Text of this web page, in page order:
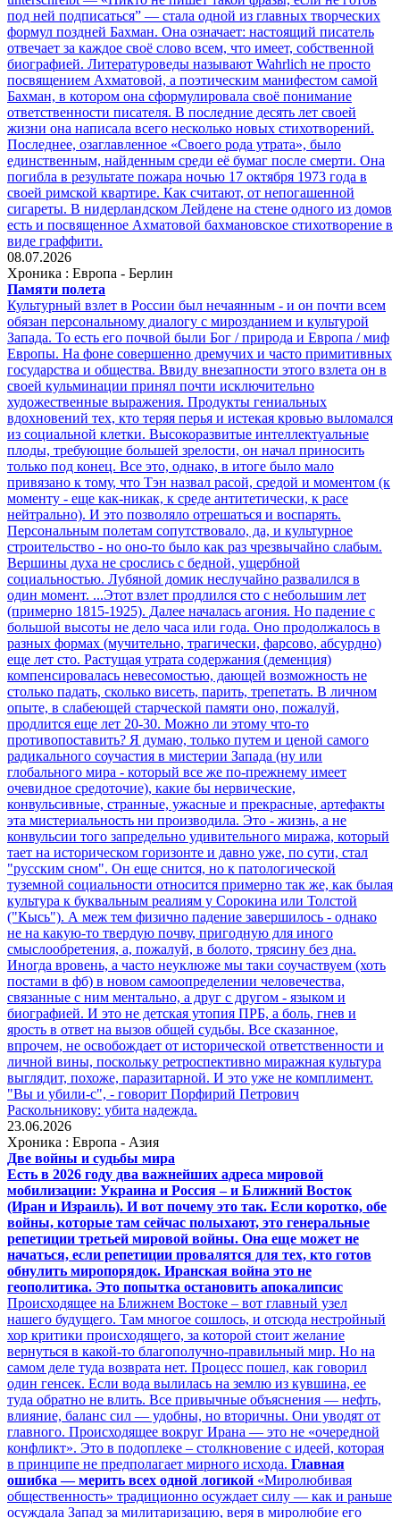
под ней подписаться” — стала одной из главных творческих
формул поздней Бахман. Она означает: настоящий писатель
отвечает за каждое своё слово всем, что имеет, собственной
биографией. Литературоведы называют Wahrlich не просто
посвящением Ахматовой, а поэтическим манифестом самой
Бахман, в котором она сформулировала своё понимание
ответственности писателя. В последние десять лет своей
жизни она написала всего несколько новых стихотворений.
Последнее, озаглавленное «Своего рода утрата», было
единственным, найденным среди её бумаг после смерти. Она
погибла в результате пожара ночью 17 октября 1973 года в
своей римской квартире. Как считают, от непогашенной
сигареты. В нидерландском Лейдене на стене одного из домов
есть и посвященное Ахматовой бахмановское стихотворение в
виде граффити.
08.07.2026
Хроника : Европа - Берлин
Памяти полета
Культурный взлет в России был нечаянным - и он почти всем
обязан персональному диалогу с мирозданием и культурой
Запада. То есть его почвой были Бог / природа и Европа / миф
Европы. На фоне совершенно дремучих и часто примитивных
государства и общества. Ввиду внезапности этого взлета он в
своей кульминации принял почти исключительно
художественные выражения. Продукты гениальных
вдохновений тех, кто теряя перья и истекая кровью выломался
из социальной клетки. Высокоразвитые интеллектуальные
плоды, требующие большей зрелости, он начал приносить
только под конец. Все это, однако, в итоге было мало
привязано к тому, что Тэн назвал расой, средой и моментом (к
моменту - еще как-никак, к среде антитетически, к расе
нейтрально). И это позволяло отрешаться и воспарять.
Персональным полетам сопутствовало, да, и культурное
строительство - но оно-то было как раз чрезвычайно слабым.
Вершины духа не срослись с бедной, ущербной
социальностью. Лубяной домик неслучайно развалился в
один момент. ...Этот взлет продлился сто с небольшим лет
(примерно 1815-1925). Далее началась агония. Но падение с
большой высоты не дело часа или года. Оно продолжалось в
разных формах (мучительно, трагически, фарсово, абсурдно)
еще лет сто. Растущая утрата содержания (деменция)
компенсировалась невесомостью, дающей возможность не
столько падать, сколько висеть, парить, трепетать. В личном
опыте, в слабеющей старческой памяти оно, пожалуй,
продлится еще лет 20-30. Можно ли этому что-то
противопоставить? Я думаю, только путем и ценой самого
радикального соучастия в мистерии Запада (ну или
глобального мира - который все же по-прежнему имеет
очевидное средоточие), какие бы нервические,
конвульсивные, странные, ужасные и прекрасные, артефакты
эта мистериальность ни производила. Это - жизнь, а не
конвульсии того запредельно удивительного миража, который
тает на историческом горизонте и давно уже, по сути, стал
"русским сном". Он еще снится, но к патологической
туземной социальности относится примерно так же, как былая
культура к буквальным реалиям у Сорокина или Толстой
("Кысь"). А меж тем физично падение завершилось - однако
не на какую-то твердую почву, пригодную для иного
смыслообретения, а, пожалуй, в болото, трясину без дна.
Иногда вровень, а часто неуклюже мы таки соучаствуем (хоть
постами в фб) в новом самоопределении человечества,
связанные с ним ментально, а друг с другом - языком и
биографией. И это не детская утопия ПРБ, а боль, гнев и
ярость в ответ на вызов общей судьбы. Все сказанное,
впрочем, не освобождает от исторической ответственности и
личной вины, поскольку ретроспективно миражная культура
выглядит, похоже, паразитарной. И это уже не комплимент.
"Вы и убили-с", - говорит Порфирий Петрович
Раскольникову: убита надежда.
23.06.2026
Хроника : Европа - Азия
Две войны и судьбы мира
Есть в 2026 году два важнейших адреса мировой
мобилизации: Украина и Россия – и Ближний Восток
(Иран и Израиль). И вот почему это так. Если коротко, обе
войны, которые там сейчас полыхают, это генеральные
репетиции третьей мировой войны. Она еще может не
начаться, если репетиции провалятся для тех, кто готов
обнулить миропорядок. Иранская война это не
геополитика. Это попытка остановить апокалипсис
Происходящее на Ближнем Востоке – вот главный узел
нашего будущего. Там многое сошлось, и отсюда нестройный
хор критики происходящего, за которой стоит желание
вернуться в какой-то благополучно-правильный мир. Но на
самом деле туда возврата нет. Процесс пошел, как говорил
один генсек. Если вода вылилась на землю из кувшина, ее
туда обратно не влить. Все привычные объяснения — нефть,
влияние, баланс сил — удобны, но вторичны. Они уводят от
главного. Происходящее вокруг Ирана — это не «очередной
конфликт». Это в подоплеке – столкновение с идеей, которая
в принципе не предполагает мирного исхода. Главная
ошибка — мерить всех одной логикой «Миролюбивая
общественность» традиционно осуждает силу — как и раньше
осуждала Запад за милитаризацию, веря в миролюбие его